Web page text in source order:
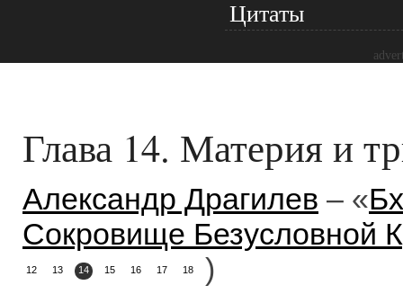
Цитаты
Глава 14. Материя и
Александр Драгилев – «
Сокровище Безусловной
12 13 14 15 16 17 18
)